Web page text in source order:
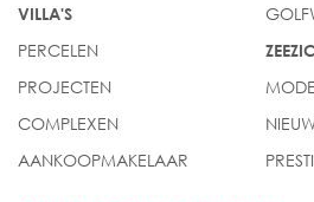
VILLA'S
PERCELEN
PROJECTEN
COMPLEXEN
AANKOOPMAKELAAR